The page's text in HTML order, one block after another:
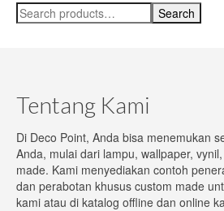
Search
for:
Search
Tentang Kami
Di Deco Point, Anda bisa menemukan
Anda, mulai dari lampu, wallpaper,
made. Kami menyediakan contoh
dan perabotan khusus custom made
kami atau di katalog offline dan online